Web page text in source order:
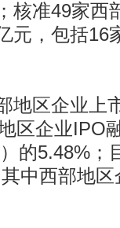
核准49家
元，包括16
区企业上
区企业IPO
的5.48%；
中西部地